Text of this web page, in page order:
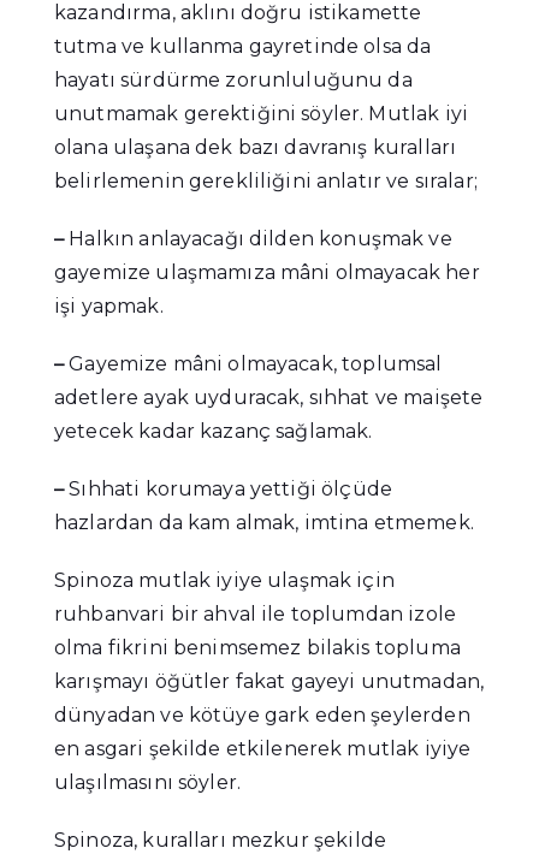
kazandırma, aklını doğru istikamette
tutma ve kullanma gayretinde olsa da
hayatı sürdürme zorunluluğunu da
unutmamak gerektiğini söyler. Mutlak iyi
olana ulaşana dek bazı davranış kuralları
belirlemenin gerekliliğini anlatır ve sıralar;
–Halkın anlayacağı dilden konuşmak ve
gayemize ulaşmamıza mâni olmayacak her
işi yapmak.
–Gayemize mâni olmayacak, toplumsal
adetlere ayak uyduracak, sıhhat ve maişete
yetecek kadar kazanç sağlamak.
–Sıhhati korumaya yettiği ölçüde
hazlardan da kam almak, imtina etmemek.
Spinoza mutlak iyiye ulaşmak için
ruhbanvari bir ahval ile toplumdan izole
olma fikrini benimsemez bilakis topluma
karışmayı öğütler fakat gayeyi unutmadan,
dünyadan ve kötüye gark eden şeylerden
en asgari şekilde etkilenerek mutlak iyiye
ulaşılmasını söyler.
Spinoza, kuralları mezkur şekilde